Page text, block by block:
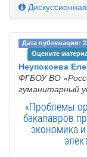
Дата публикации:
Оцените
Неупокоева
ФГБОУ ВО
гуманитарный
«Проблемы
бакалавров
экономика